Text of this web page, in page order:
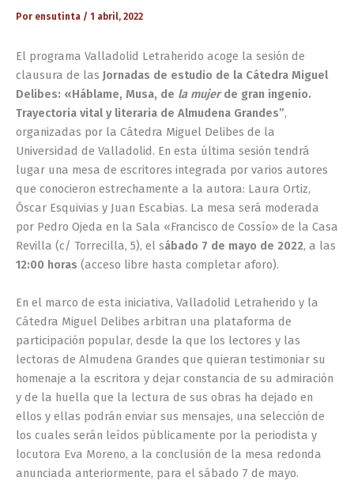
Por ensutinta / 1 abril, 2022
El programa Valladolid Letraherido acoge la sesión de
clausura de las Jornadas de estudio de la Cátedra Miguel
Delibes: «Háblame, Musa, de la mujerde gran ingenio.
Trayectoria vital y literaria de Almudena Grandes”,
organizadas por la Cátedra Miguel Delibes de la
Universidad de Valladolid. En esta última sesión tendrá
lugar una mesa de escritores integrada por varios autores
que conocieron estrechamente a la autora: Laura Ortiz,
Óscar Esquivias y Juan Escabias. La mesa será moderada
por Pedro Ojeda en la Sala «Francisco de Cossío» de la Casa
Revilla (c/ Torrecilla, 5), el sábado 7 de mayo de 2022, a las
12:00 horas (acceso libre hasta completar aforo).
En el marco de esta iniciativa, Valladolid Letraherido y la
Cátedra Miguel Delibes arbitran una plataforma de
participación popular, desde la que los lectores y las
lectoras de Almudena Grandes que quieran testimoniar su
homenaje a la escritora y dejar constancia de su admiración
y de la huella que la lectura de sus obras ha dejado en
ellos y ellas podrán enviar sus mensajes, una selección de
los cuales serán leídos públicamente por la periodista y
locutora Eva Moreno, a la conclusión de la mesa redonda
anunciada anteriormente, para el sábado 7 de mayo.